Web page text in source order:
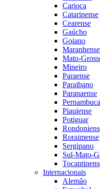
Carioca
Catarinense
Cearense
Gaúcho
Goiano
Maranhense
Mato-
Mineiro
Paraense
Paraibano
Paranaense
Piauiense
Potiguar
Roraimense
Sergipano
Sul-Mato-
Internacionais
Alemão